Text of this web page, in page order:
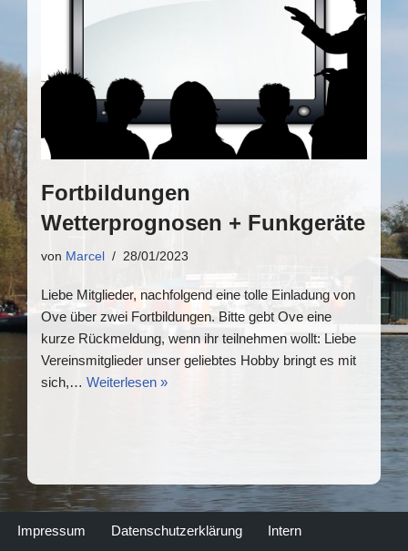
Fortbildungen
Wetterprognosen + Funkgeräte
von Marcel 28/01/2023
Liebe Mitglieder, nachfolgend eine tolle Einladung von
Ove über zwei Fortbildungen. Bitte gebt Ove eine
kurze Rückmeldung, wenn ihr teilnehmen wollt: Liebe
Vereinsmitglieder unser geliebtes Hobby bringt es mit
sich,… Weiterlesen »
Impressum Datenschutzerklärung Intern